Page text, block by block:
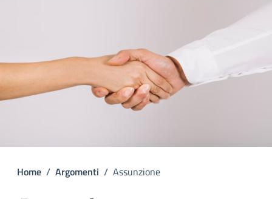
Home / Argomenti / Assunzione